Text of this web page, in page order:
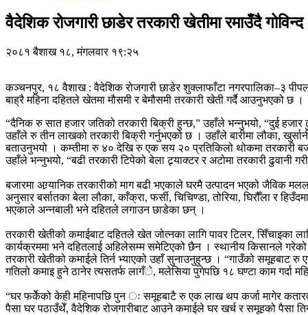
वैदेशिक रोजगारी छाडेर तरकारी खेतीमा रमाउँदै गोविन्द
२०८१ बैशाख १८, मंगलवार १९:२५
कञ्चनपुर, १८ वैशाख : वैदेशिक रोजगारी छाडेर शुक्लाफाँटा नगरपालिका–३
बाह्रै महिना दहितले खेतमा मौसमी र बेमौसमी तरकारी खेती गर्दै आउनुभएको छ ।
“दैनिक रु सात हजार जतिको तरकारी बिक्री हुन्छ,” उहाँले भन्नुभयो, “दुई
उहाँले रु तीन लाखको तरकारी बिक्री गर्नुभएको छ । उहाँले बारीमा लौका,
बताउनुभयो । कम्तीमा रु ४० देखि रु एक सय २० प्रतिकिलो थोकमा तरकारी
उहाँले भन्नुभयो, “बढी तरकारी टिपेको बेला ट्र्याक्टर र अटोमा तरकारी ढुवानी
बजारमा अग्र्यानिक तरकारीको माग बढी भएकाले घरमै उत्पादन भएको जैविक
अनुसार बर्सातका बेला लौका, काँक्रा, फर्सी, चिचिण्डा, तोरिया, घिरौँला र
भएकाले अन्नबाली भने दहितले लगाउन छाडेका छन् ।
तरकारी खेतीको कमाईबाट दहितले खेत जोत्नका लागि पावर टिलर, सिँचाइका
कार्यक्रममा भने दहितलाई अहिलेसम्म समेटिएको छैन । स्थानीय किसानले गरेको
तरकारी खेतीको कमाईले तिर्न भ्याएको उहाँ सुनाउनुहुन्छ । “गाउँको समूहबाट
गतिलो कमाइ हुने ठानेर त्यसतर्फ लागँे, मलेसिया पुगेपछि १८ घण्टा काम गर्दा
“घर फर्केेको केही महिनापछि पुन ः समूहबाटै रु एक लाख थप कर्जा मागेर
पैसा घर पठाउँथेँ, वैदेशिक रोजगारीबाट आउने कमाईले घर खर्च र समूहको पैसा